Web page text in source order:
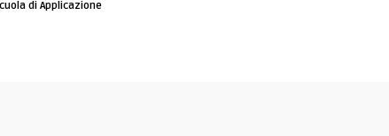
di Applicazione